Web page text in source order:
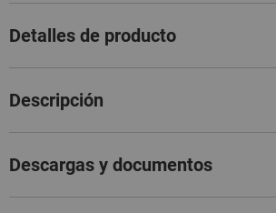
Detalles de producto
Descripción
Descargas y documentos